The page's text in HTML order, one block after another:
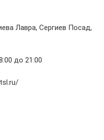
Лавра, Сергиев Посад,
до 21:00